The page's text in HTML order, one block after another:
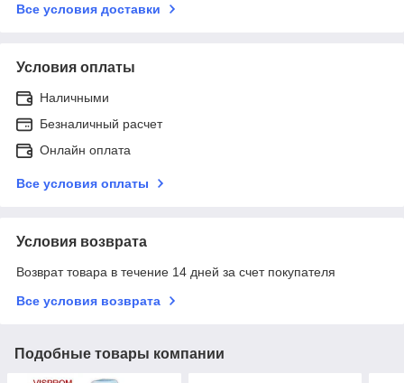
Все условия доставки
Условия оплаты
Наличными
Безналичный расчет
Онлайн оплата
Все условия оплаты
Условия возврата
Возврат товара в течение 14 дней за счет покупателя
Все условия возврата
Подобные товары компании